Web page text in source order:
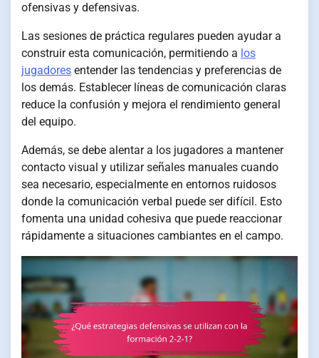
ofensivas y defensivas.
Las sesiones de práctica regulares pueden ayudar a
construir esta comunicación, permitiendo a los
jugadores entender las tendencias y preferencias de
los demás. Establecer líneas de comunicación claras
reduce la confusión y mejora el rendimiento general
del equipo.
Además, se debe alentar a los jugadores a mantener
contacto visual y utilizar señales manuales cuando
sea necesario, especialmente en entornos ruidosos
donde la comunicación verbal puede ser difícil. Esto
fomenta una unidad cohesiva que puede reaccionar
rápidamente a situaciones cambiantes en el campo.